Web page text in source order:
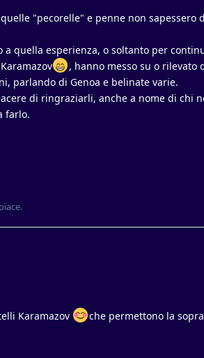
"pecorelle" e penne non sapessero
quella esperienza, o soltanto per
, hanno messo su o rilevato
parlando di Genoa e belinate varie.
di ringraziarli, anche a nome di chi
farlo.
.
Karamazov
che permettono la